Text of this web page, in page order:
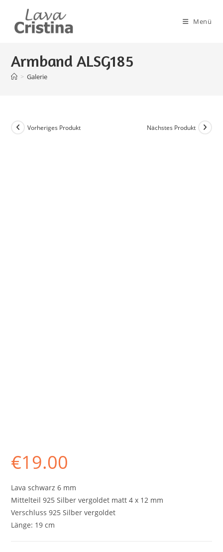
springen
Menü
Armband ALSG185
> Galerie
Vorheriges Produkt Nächstes Produkt
€19.00
Lava schwarz 6 mm
Mittelteil 925 Silber vergoldet matt 4 x 12 mm
Verschluss 925 Silber vergoldet
Länge: 19 cm